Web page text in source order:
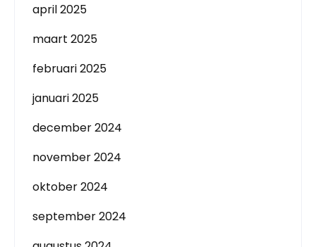
april 2025
maart 2025
februari 2025
januari 2025
december 2024
november 2024
oktober 2024
september 2024